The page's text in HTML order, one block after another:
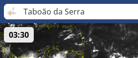
Taboão da Serra
03:30